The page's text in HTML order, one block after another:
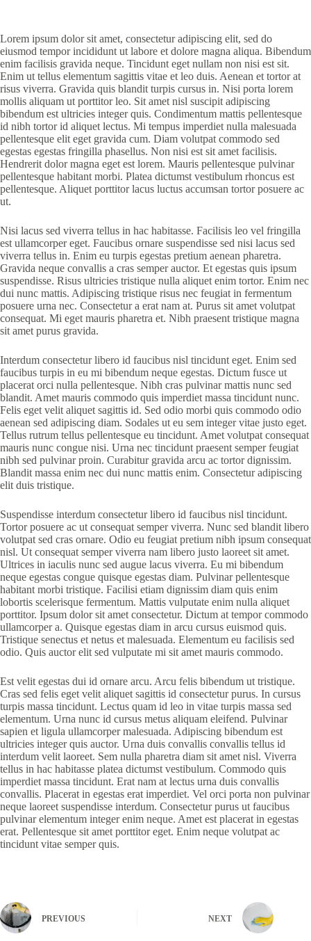
Lorem ipsum dolor sit amet, consectetur adipiscing elit, sed do
eiusmod tempor incididunt ut labore et dolore magna aliqua. Bibendum
enim facilisis gravida neque. Tincidunt eget nullam non nisi est sit.
Enim ut tellus elementum sagittis vitae et leo duis. Aenean et tortor at
risus viverra. Gravida quis blandit turpis cursus in. Nisi porta lorem
mollis aliquam ut porttitor leo. Sit amet nisl suscipit adipiscing
bibendum est ultricies integer quis. Condimentum mattis pellentesque
id nibh tortor id aliquet lectus. Mi tempus imperdiet nulla malesuada
pellentesque elit eget gravida cum. Diam volutpat commodo sed
egestas egestas fringilla phasellus. Non nisi est sit amet facilisis.
Hendrerit dolor magna eget est lorem. Mauris pellentesque pulvinar
pellentesque habitant morbi. Platea dictumst vestibulum rhoncus est
pellentesque. Aliquet porttitor lacus luctus accumsan tortor posuere ac
ut.
Nisi lacus sed viverra tellus in hac habitasse. Facilisis leo vel fringilla
est ullamcorper eget. Faucibus ornare suspendisse sed nisi lacus sed
viverra tellus in. Enim eu turpis egestas pretium aenean pharetra.
Gravida neque convallis a cras semper auctor. Et egestas quis ipsum
suspendisse. Risus ultricies tristique nulla aliquet enim tortor. Enim nec
dui nunc mattis. Adipiscing tristique risus nec feugiat in fermentum
posuere urna nec. Consectetur a erat nam at. Purus sit amet volutpat
consequat. Mi eget mauris pharetra et. Nibh praesent tristique magna
sit amet purus gravida.
Interdum consectetur libero id faucibus nisl tincidunt eget. Enim sed
faucibus turpis in eu mi bibendum neque egestas. Dictum fusce ut
placerat orci nulla pellentesque. Nibh cras pulvinar mattis nunc sed
blandit. Amet mauris commodo quis imperdiet massa tincidunt nunc.
Felis eget velit aliquet sagittis id. Sed odio morbi quis commodo odio
aenean sed adipiscing diam. Sodales ut eu sem integer vitae justo eget.
Tellus rutrum tellus pellentesque eu tincidunt. Amet volutpat consequat
mauris nunc congue nisi. Urna nec tincidunt praesent semper feugiat
nibh sed pulvinar proin. Curabitur gravida arcu ac tortor dignissim.
Blandit massa enim nec dui nunc mattis enim. Consectetur adipiscing
elit duis tristique.
Suspendisse interdum consectetur libero id faucibus nisl tincidunt.
Tortor posuere ac ut consequat semper viverra. Nunc sed blandit libero
volutpat sed cras ornare. Odio eu feugiat pretium nibh ipsum consequat
nisl. Ut consequat semper viverra nam libero justo laoreet sit amet.
Ultrices in iaculis nunc sed augue lacus viverra. Eu mi bibendum
neque egestas congue quisque egestas diam. Pulvinar pellentesque
habitant morbi tristique. Facilisi etiam dignissim diam quis enim
lobortis scelerisque fermentum. Mattis vulputate enim nulla aliquet
porttitor. Ipsum dolor sit amet consectetur. Dictum at tempor commodo
ullamcorper a. Quisque egestas diam in arcu cursus euismod quis.
Tristique senectus et netus et malesuada. Elementum eu facilisis sed
odio. Quis auctor elit sed vulputate mi sit amet mauris commodo.
Est velit egestas dui id ornare arcu. Arcu felis bibendum ut tristique.
Cras sed felis eget velit aliquet sagittis id consectetur purus. In cursus
turpis massa tincidunt. Lectus quam id leo in vitae turpis massa sed
elementum. Urna nunc id cursus metus aliquam eleifend. Pulvinar
sapien et ligula ullamcorper malesuada. Adipiscing bibendum est
ultricies integer quis auctor. Urna duis convallis convallis tellus id
interdum velit laoreet. Sem nulla pharetra diam sit amet nisl. Viverra
tellus in hac habitasse platea dictumst vestibulum. Commodo quis
imperdiet massa tincidunt. Erat nam at lectus urna duis convallis
convallis. Placerat in egestas erat imperdiet. Vel orci porta non pulvinar
neque laoreet suspendisse interdum. Consectetur purus ut faucibus
pulvinar elementum integer enim neque. Amet est placerat in egestas
erat. Pellentesque sit amet porttitor eget. Enim neque volutpat ac
tincidunt vitae semper quis.
PREVIOUS NEXT